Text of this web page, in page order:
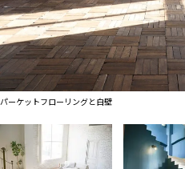
SIZE&PRICE
広さと利用料金で探す
ALL FILTER
すべての選択肢からスタジオを探す
す
スタジオ一覧
マップから探す
お気に入り
特集
パーケットフローリングと白壁